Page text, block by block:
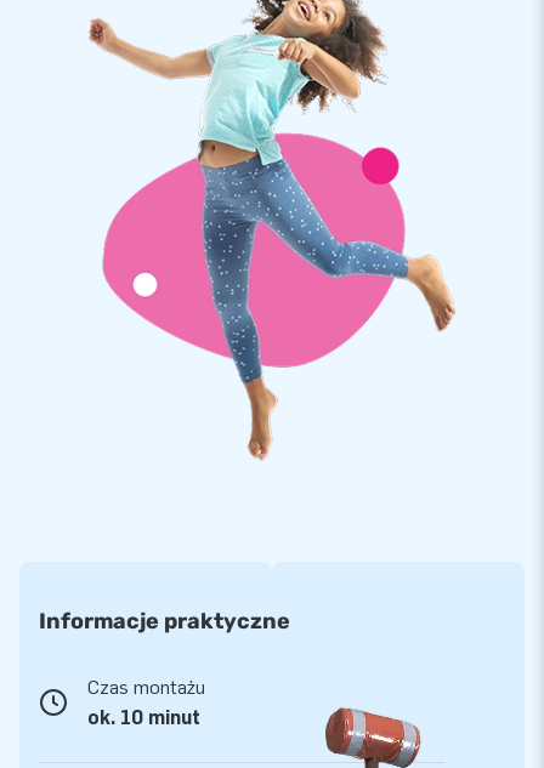
do prawidłowego użycia dmuchańca. Kup ten wyjątkowy
dmuchaniec i zapewnij swoim klientom niezapomniane
Gwarancja jakości i bezpieczeństwo
Dla firmy JB-dmuchańce najważniejsze jest bezpieczeństwo
naszych produktów. Wszystkie nasze dmuchańce wykonane
są z najwyższej jakości, ognioodpornej i bardzo wytrzymałej,
plandeki PVC, której waga wynosi 680 g/m². Używana przez
nas plandeka PVC jest bardzo wytrzymała na rozciąganie i
ma trwały kolor, który nie wyblaknie przez lata.
Ponad 15 000 klientów wybrało
JB Od ponad 15 lat dostarcza najwyższej jakości
dmuchańce. Nasze produkty wysyłane są do klientów w
Informacje praktyczne
Czas montażu
ok. 10 minut